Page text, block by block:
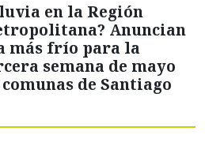
en la Región
Anuncian
más frío para la
semana de mayo
comunas de Santiago